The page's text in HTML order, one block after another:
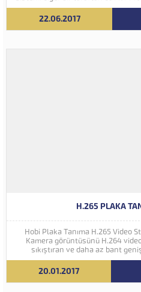
AVM Yönetimleri Plaka Tanıma
müşteri yoğunluk
22.06.2017
H.265 PLAKA
Hobi Plaka Tanıma H.265 Video
Kamera görüntüsünü H.264
sıkıştıran ve daha az bant
nesil kodlama teknolojisi Hobi
İleriki
20.01.2017